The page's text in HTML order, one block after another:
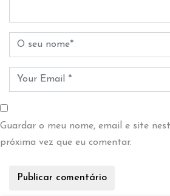
Guardar o meu nome, email e site
próxima vez que eu comentar.